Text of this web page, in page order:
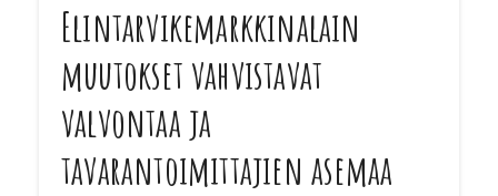
Elintarvikemarkkinalain
muutokset vahvistavat
valvontaa ja
tavarantoimittajien asemaa